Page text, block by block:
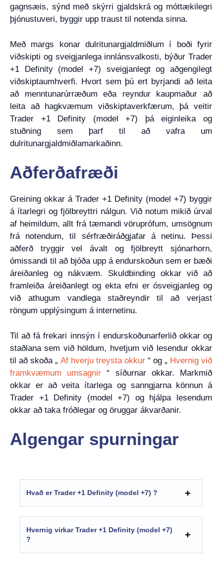
gagnsæis, sýnd með skýrri gjaldskrá og móttækilegri
þjónustuveri, byggir upp traust til notenda sinna.
Með margs konar dulritunargjaldmiðlum í boði fyrir
viðskipti og sveigjanlega innlánsvalkosti, býður Trader
+1 Definity (model +7) sveigjanlegt og aðgengilegt
viðskiptaumhverfi. Hvort sem þú ert byrjandi að leita
að menntunarúrræðum eða reyndur kaupmaður að
leita að hagkvæmum viðskiptaverkfærum, þá veitir
Trader +1 Definity (model +7) þá eiginleika og
stuðning sem þarf til að vafra um
dulritunargjaldmiðlamarkaðinn.
Aðferðafræði
Greining okkar á Trader +1 Definity (model +7) byggir
á ítarlegri og fjölbreyttri nálgun. Við notum mikið úrval
af heimildum, allt frá tæmandi vöruprófum, umsögnum
frá notendum, til sérfræðiráðgjafar á netinu. Þessi
aðferð tryggir vel ávalt og fjölbreytt sjónarhorn,
ómissandi til að bjóða upp á endurskoðun sem er bæði
áreiðanleg og nákvæm. Skuldbinding okkar við að
framleiða áreiðanlegt og ekta efni er ósveigjanleg og
við athugum vandlega staðreyndir til að verjast
röngum upplýsingum á internetinu.
Til að fá frekari innsýn í endurskoðunarferlið okkar og
staðlana sem við höldum, hvetjum við lesendur okkar
til að skoða „ Af hverju treysta okkur “ og „ Hvernig við
framkvæmum umsagnir “ síðurnar okkar. Markmið
okkar er að veita ítarlega og sanngjarna könnun á
Trader +1 Definity (model +7) og hjálpa lesendum
okkar að taka fróðlegar og öruggar ákvarðanir.
Algengar spurningar
Hvað er Trader +1 Definity (model +7) ?
Hvernig virkar Trader +1 Definity (model +7)
?